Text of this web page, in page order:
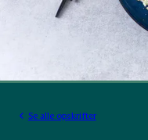
Se alle opskrifter